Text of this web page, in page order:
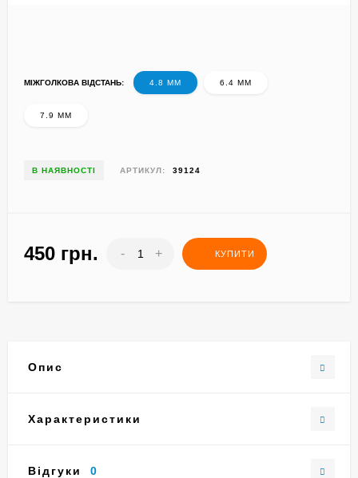
МІЖГОЛКОВА ВІДСТАНЬ: 4.8 ММ 6.4 ММ
7.9 ММ
В НАЯВНОСТІ АРТИКУЛ: 39124
450 грн. - + КУПИТИ
Опис
Характеристики
Відгуки 0